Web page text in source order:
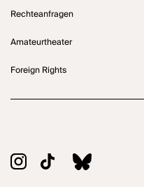
Rechteanfragen
Amateurtheater
Foreign Rights